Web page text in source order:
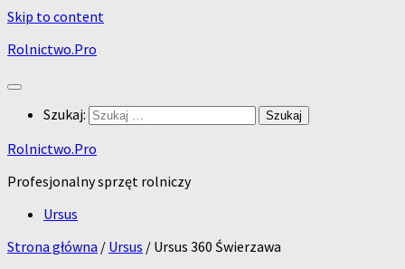
Skip to content
Rolnictwo.Pro
Szukaj:
Rolnictwo.Pro
Profesjonalny sprzęt rolniczy
Ursus
Strona główna / Ursus / Ursus 360 Świerzawa